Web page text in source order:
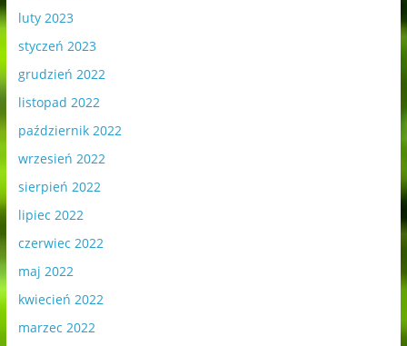
luty 2023
styczeń 2023
grudzień 2022
listopad 2022
październik 2022
wrzesień 2022
sierpień 2022
lipiec 2022
czerwiec 2022
maj 2022
kwiecień 2022
marzec 2022